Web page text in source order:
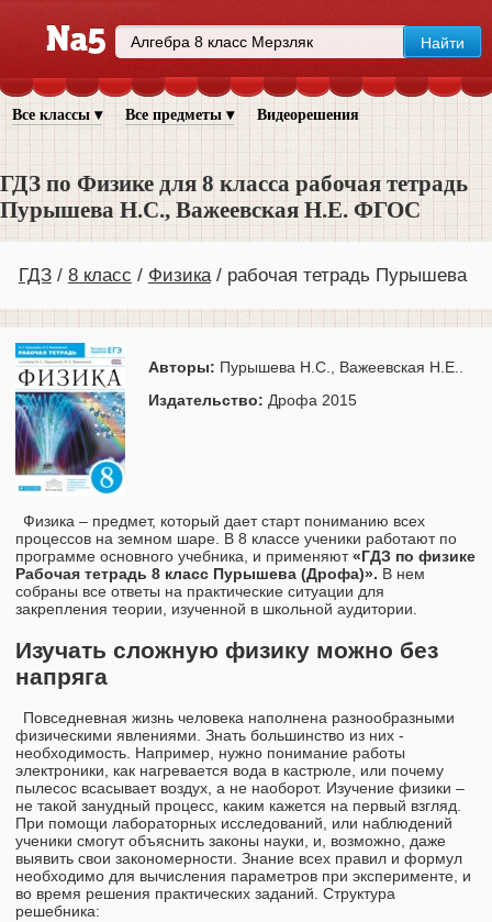
Все классы ▾ Все предметы ▾ Видеорешения
ГДЗ по Физике для 8 класса рабочая тетрадь
Пурышева Н.С., Важеевская Н.Е. ФГОС
ГДЗ 8 класс Физика рабочая тетрадь Пурышева
Авторы: Пурышева Н.С., Важеевская Н.Е..
Издательство: Дрофа 2015
Физика – предмет, который дает старт пониманию всех
процессов на земном шаре. В 8 классе ученики работают по
программе основного учебника, и применяют«ГДЗ по физике
Рабочая тетрадь 8 класс Пурышева (Дрофа)». В нем
собраны все ответы на практические ситуации для
закрепления теории, изученной в школьной аудитории.
Изучать сложную физику можно без
напряга
Повседневная жизнь человека наполнена разнообразными
физическими явлениями. Знать большинство из них -
необходимость. Например, нужно понимание работы
электроники, как нагревается вода в кастрюле, или почему
пылесос всасывает воздух, а не наоборот. Изучение физики –
не такой занудный процесс, каким кажется на первый взгляд.
При помощи лабораторных исследований, или наблюдений
ученики смогут объяснить законы науки, и, возможно, даже
выявить свои закономерности. Знание всех правил и формул
необходимо для вычисления параметров при эксперименте, и
во время решения практических заданий. Структура
решебника: